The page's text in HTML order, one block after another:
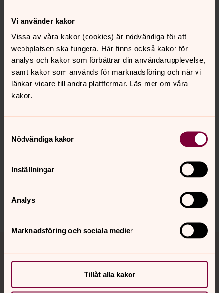
Vi använder kakor
Vissa av våra kakor (cookies) är nödvändiga för att
webbplatsen ska fungera. Här finns också kakor för
analys och kakor som förbättrar din användarupplevelse,
samt kakor som används för marknadsföring och när vi
länkar vidare till andra plattformar. Läs mer om våra
kakor.
Nödvändiga kakor
Inställningar
Analys
Marknadsföring och sociala medier
Tillåt alla kakor
Mer information
Lena Sjöstrand har lämnat sin tjänst som
domkyrkokaplan och församlingsherde. Hon arbetar nu
med teologi, konst och arkitektur i domkyrkans
stadsutvecklingsprojekt Råängen. Hon nås enklast via
mejl: lena.sjostrand@svenskakyrkan.se
innehåll?
Dela
Tillbaka till toppen
Tillbaka till innehållet
Kontakt